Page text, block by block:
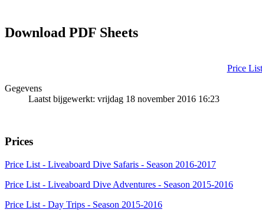
Download PDF Sheets
Price
Gegevens
Laatst bijgewerkt: vrijdag 18 november 2016 16:23
Prices
Price List - Liveaboard Dive Safaris - Season 2016-2017
Price List - Liveaboard Dive Adventures - Season 2015-2016
Price List - Day Trips - Season 2015-2016